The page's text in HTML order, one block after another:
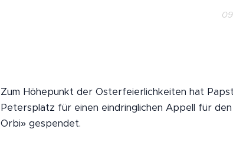
Zum Höhepunkt der Osterfeierlichkeiten hat
Petersplatz für einen eindringlichen Appell für
Orbi» gespendet.